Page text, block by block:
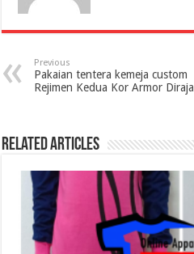
Previous
Pakaian tentera kemeja custom
Rejimen Kedua Kor Armor Diraja
Related Articles